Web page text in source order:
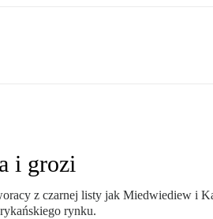
i grozi
z czarnej listy jak Miedwiediew i
rynku.